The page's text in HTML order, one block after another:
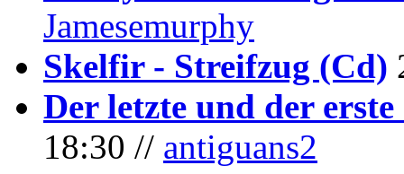
Jamesemurphy
Skelfir - Streifzug (Cd)
Der letzte und der erste
18:30 // antiguans2